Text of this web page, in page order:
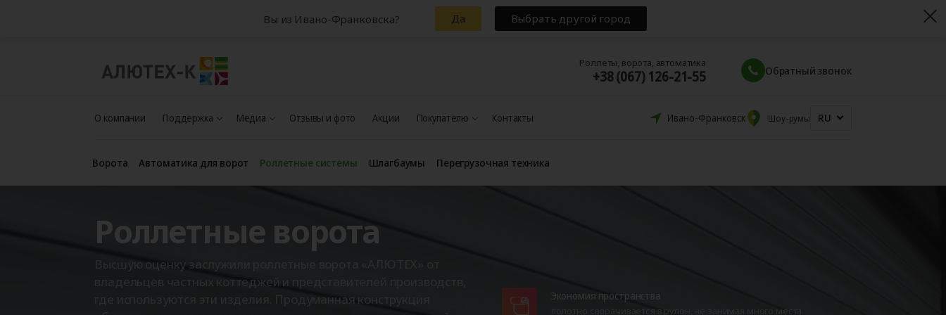
Роллеты, ворота, автоматика
+38 (067) 126-21-55 Обратный звонок
О компании Поддержка Медиа Отзывы и фото Акции Покупателю Контакты Ивано-Франковск Шоу-румы RU
Ворота Автоматика для ворот Роллетные системы Шлагбаумы Перегрузочная техника
Роллетные ворота
Высшую оценку заслужили роллетные ворота «АЛЮТЕХ» от
владельцев частных коттеджей и представителей производств,
где используются эти изделия. Продуманная конструкция
Экономия пространства
полотно сворачивается в рулон, не занимая много места
Вы из Ивано-Франковска? Да Выбрать другой город